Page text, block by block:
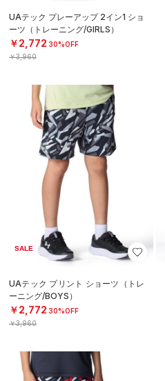
UAテック プレーアップ 2イン1 ショ
ーツ（トレーニング/GIRLS）
￥2,772 30%OFF
￥3,960
SALE
UAテック プリント ショーツ（トレ
ーニング/BOYS）
￥2,772 30%OFF
￥3,960